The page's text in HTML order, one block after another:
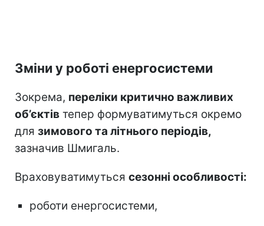
Зміни у роботі енергосистеми
Зокрема, переліки критично важливих
об’єктів тепер формуватимуться окремо
для зимового та літнього періодів,
зазначив Шмигаль.
Враховуватимуться сезонні особливості:
роботи енергосистеми,